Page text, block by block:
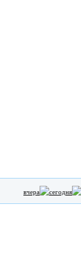
вчера сегодня